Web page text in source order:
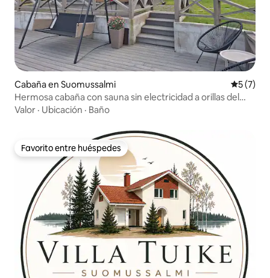
Cabaña en Suomussalmi
5 (7)
Hermosa cabaña con sauna sin electricidad a orillas del
lago Jumalisjärvi
Valor · Ubicación · Baño
Favorito entre huéspedes
Favorito entre huéspedes